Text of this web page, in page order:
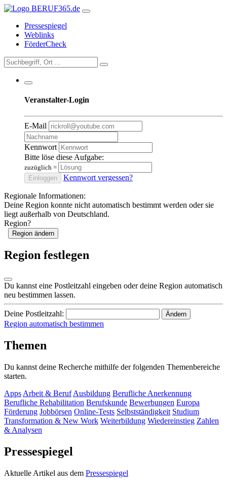
Pressespiegel
Weblinks
FörderCheck
Veranstalter-Login
E-Mail
Kennwort
Bitte löse diese Aufgabe:
zuzüglich =
Einloggen
Kennwort vergessen?
Regionale Informationen:
Deine Region konnte nicht automatisch bestimmt werden oder sie
liegt außerhalb von Deutschland.
Region?
Region ändern
Region festlegen
Du kannst eine Postleitzahl eingeben oder deine Region automatisch
neu bestimmen lassen.
Deine Postleitzahl: Ändern
Region automatisch bestimmen
Themen
Du kannst deine Recherche mithilfe der folgenden Themenbereiche
starten.
Apps Arbeit & Beruf Ausbildung Berufliche Anerkennung
Berufliche Rehabilitation Berufskunde Bewerbungen Europa
Förderung Jobbörsen Online-Tests Selbstständigkeit Studium
Transformation & New Work Weiterbildung Wiedereinstieg Zahlen
& Analysen
Pressespiegel
Aktuelle Artikel aus dem Pressespiegel